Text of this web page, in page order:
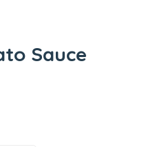
Sauce